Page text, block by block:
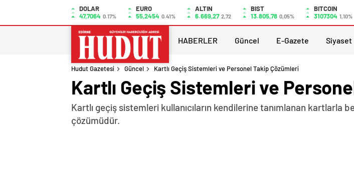
DOLAR
47,7064 0.17%
EURO
55,2454 0.41%
ALTIN
6.669,27 2,72
BIST
13.805,78 0,05%
BITCOIN
3107304 1,10%
HABERLER Güncel E-Gazete Siyaset
Hudut Gazetesi Güncel Kartlı Geçiş Sistemleri ve Personel Takip Çözümleri
Kartlı Geçiş Sistemleri ve
Kartlı geçiş sistemleri kullanıcıların kendilerine tanımlanan kartlarla
çözümüdür.